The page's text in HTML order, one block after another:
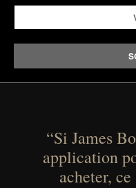
“Si James
application
acheter,